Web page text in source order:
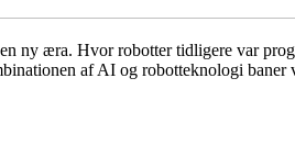
æra. Hvor robotter tidligere var
af AI og robotteknologi